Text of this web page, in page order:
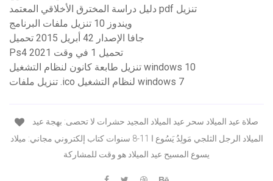
دليل دراسة المخترق الأخلاقي المعتمد pdf تنزيل
ويندوز 10 تنزيل ملفات البرنامج
جافا الإصدار 42 أبريل 2015 تحميل
Ps4 تحميل 1 في وقت 2021
تنزيل طابعة كانون لنظام التشغيل windows 10
تنزيل ملفات .ico لنظام التشغيل windows 7
الميلاد الرجل الثلجي مَولِدُ يَسُوع ا 11-8 سنوات كتاب إلكتروني مجاني: ميلاد
يسوع المسيح عيد الميلاد هو وقت للمشاركة